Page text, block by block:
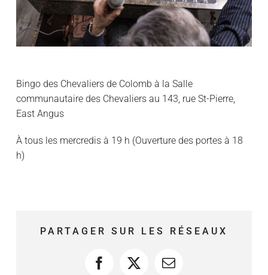
Bingo des Chevaliers de Colomb à la Salle
communautaire des Chevaliers au 143, rue St-Pierre,
East Angus
À tous les mercredis à 19 h (Ouverture des portes à 18
h)
PARTAGER SUR LES RÉSEAUX
Facebook
X Courriel